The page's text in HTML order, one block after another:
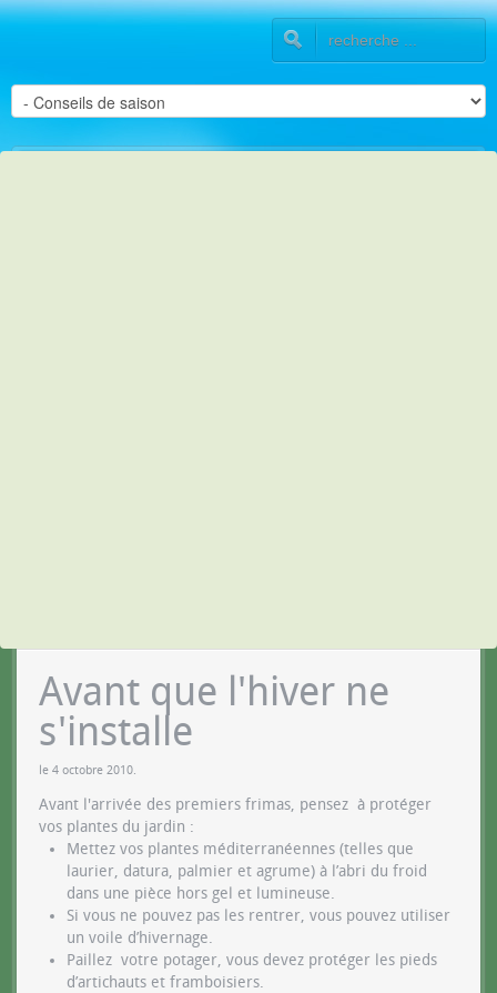
Avant que l'hiver ne
s'installe
le 4 octobre 2010.
Avant l'arrivée des premiers frimas, pensez à protéger
vos plantes du jardin :
Mettez vos plantes méditerranéennes (telles que
laurier, datura, palmier et agrume) à l’abri du froid
dans une pièce hors gel et lumineuse.
Si vous ne pouvez pas les rentrer, vous pouvez utiliser
un voile d’hivernage.
Paillez votre potager, vous devez protéger les pieds
d’artichauts et framboisiers.